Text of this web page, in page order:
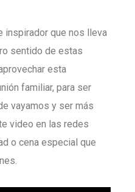
inspirador que nos lleva
sentido de estas
esta
familiar, para ser
vayamos y ser más
video en las redes
o cena especial que